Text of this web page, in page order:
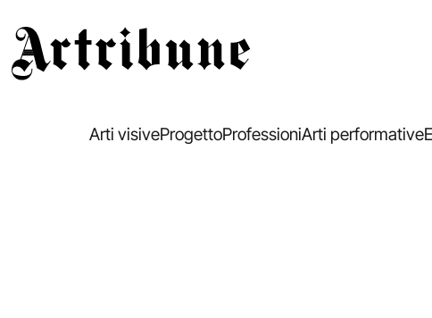
Arti visiveProgettoProfessioniArti performative